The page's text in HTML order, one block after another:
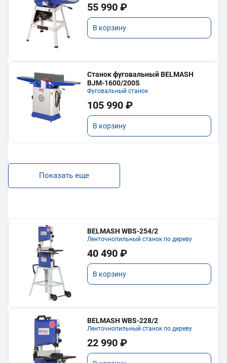
55 990 ₽
В корзину
Станок фуговальный BELMASH
BJM-1600/200S
Фуговальный станок
105 990 ₽
В корзину
Показать еще
BELMASH WBS-254/2
Ленточнопильный станок по дереву
40 490 ₽
В корзину
BELMASH WBS-228/2
Ленточнопильный станок по дереву
22 990 ₽